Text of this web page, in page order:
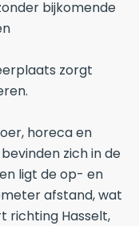
bijkomende
zorgt
horeca en
zich in de
ligt de op- en
afstand, wat
richting Hasselt,